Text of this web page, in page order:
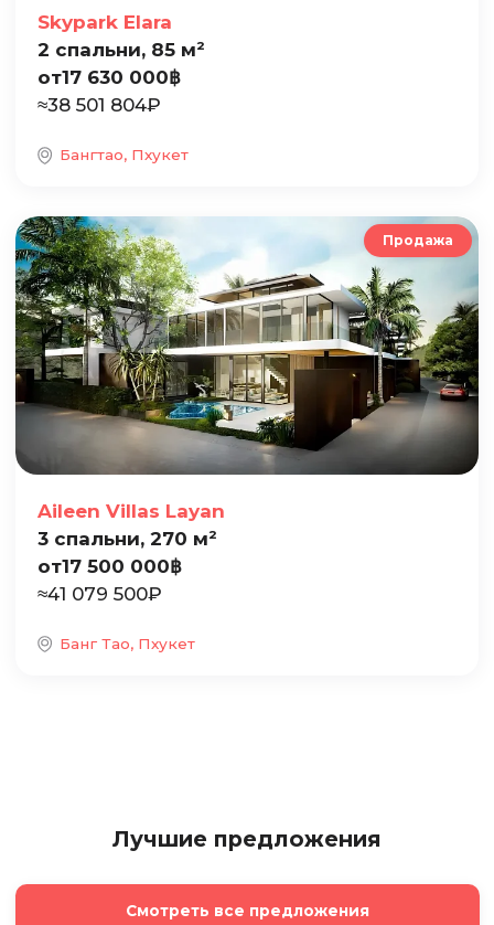
Skypark Elara
2 спальни, 85 м²
от17 630 000฿
≈38 501 804₽
Бангтао, Пхукет
Продажа
Aileen Villas Layan
3 спальни, 270 м²
от17 500 000฿
≈41 079 500₽
Банг Тао, Пхукет
Лучшие предложения
Смотреть все предложения